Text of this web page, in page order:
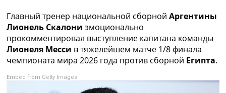
Рейтинг клубов УЕФА
Рейтинг ФИФА
ТВ программа
RU
UA
Главный тренер национальной сборной Аргентины
Лионель Скалони эмоционально
прокомментировал выступление капитана команды
Лионеля Месси в тяжелейшем матче 1/8 финала
чемпионата мира 2026 года против сборной Египта.
Embed from Getty Images